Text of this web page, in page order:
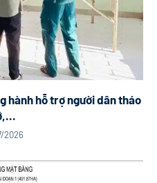
hành hỗ trợ người dân tháo
2026